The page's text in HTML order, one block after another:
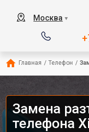
Москва ▼
Главная / Телефон /
Замена
телефона